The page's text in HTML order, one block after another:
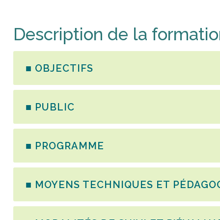
Description de la
■ OBJECTIFS
■ PUBLIC
■ PROGRAMME
■ MOYENS TECHNIQUES ET